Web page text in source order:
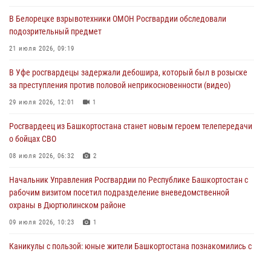
за преступления против половой неприкосновенности (видео)
29 июля 2026, 12:01
Башкортостана проведет прямую линию
29 июля 2026, 10:52
Росгвардию
В Белорецке взрывотехники ОМОН Росгвардии обследовали
подозрительный предмет
21 июля 2026, 09:19
В Уфе росгвардецы задержали дебошира, который был в розыске
за преступления против половой неприкосновенности (видео)
29 июля 2026, 12:01 1
Росгвардеец из Башкортостана станет новым героем телепередачи
о бойцах СВО
08 июля 2026, 06:32 2
Начальник Управления Росгвардии по Республике Башкортостан с
рабочим визитом посетил подразделение вневедомственной
охраны в Дюртюлинском районе
09 июля 2026, 10:23 1
Каникулы с пользой: юные жители Башкортостана познакомились с